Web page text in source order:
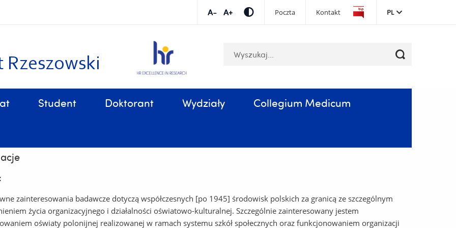
nawigację
do
treści
Poczta Kontakt PL
kluczowe
Student Doktorant Wydziały Collegium Medicum
zainteresowania badawcze dotyczą współczesnych [po 1945] środowisk polskich za granicą ze szczególnym
życia organizacyjnego i działalności oświatowo-kulturalnej. Szczególnie zainteresowany jestem
oświaty polonijnej realizowanej w ramach systemu szkół społecznych oraz funkcjonowaniem organizacji